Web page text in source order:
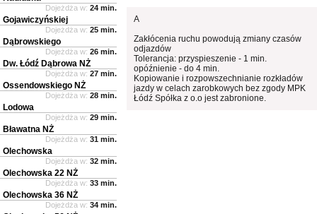
A
Zakłócenia ruchu powodują zmiany czasów
odjazdów
Tolerancja: przyspieszenie - 1 min.
opóźnienie - do 4 min.
Kopiowanie i rozpowszechnianie rozkładów
jazdy w celach zarobkowych bez zgody MPK
Łódź Spółka z o.o jest zabronione.
Dojeżdża w: 24 min.
Gojawiczyńskiej
Dojeżdża w: 25 min.
Dąbrowskiego
Dojeżdża w: 26 min.
Dw. Łódź Dąbrowa NŻ
Dojeżdża w: 27 min.
Ossendowskiego NŻ
Dojeżdża w: 28 min.
Lodowa
Dojeżdża w: 29 min.
Bławatna NŻ
Dojeżdża w: 31 min.
Olechowska
Dojeżdża w: 32 min.
Olechowska 22 NŻ
Dojeżdża w: 33 min.
Olechowska 36 NŻ
Dojeżdża w: 34 min.